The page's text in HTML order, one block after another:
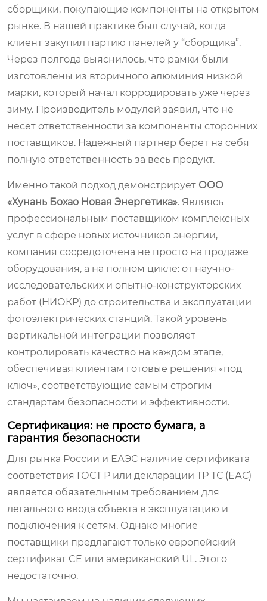
сборщики, покупающие компоненты на открытом
рынке. В нашей практике был случай, когда
клиент закупил партию панелей у “сборщика”.
Через полгода выяснилось, что рамки были
изготовлены из вторичного алюминия низкой
марки, который начал корродировать уже через
зиму. Производитель модулей заявил, что не
несет ответственности за компоненты сторонних
поставщиков. Надежный партнер берет на себя
полную ответственность за весь продукт.
Именно такой подход демонстрирует ООО
«Хунань Бохао Новая Энергетика». Являясь
профессиональным поставщиком комплексных
услуг в сфере новых источников энергии,
компания сосредоточена не просто на продаже
оборудования, а на полном цикле: от научно-
исследовательских и опытно-конструкторских
работ (НИОКР) до строительства и эксплуатации
фотоэлектрических станций. Такой уровень
вертикальной интеграции позволяет
контролировать качество на каждом этапе,
обеспечивая клиентам готовые решения «под
ключ», соответствующие самым строгим
стандартам безопасности и эффективности.
Сертификация: не просто бумага, а
гарантия безопасности
Для рынка России и ЕАЭС наличие сертификата
соответствия ГОСТ Р или декларации ТР ТС (ЕАС)
является обязательным требованием для
легального ввода объекта в эксплуатацию и
подключения к сетям. Однако многие
поставщики предлагают только европейский
сертификат CE или американский UL. Этого
недостаточно.